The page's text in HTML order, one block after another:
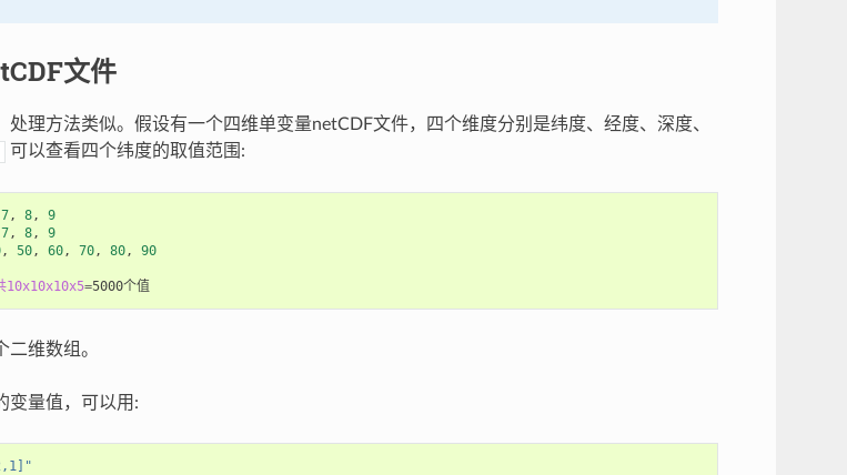
文件
理方法类似。假设有一个四维单变量netCDF文件，四个维度分别是纬度、经度、深度、
可以查看四个纬度的取值范围:
7, 8, 9
7, 8, 9
, 50, 60, 70, 80, 90
10x10x10x5=
二维数组。
变量值，可以用: